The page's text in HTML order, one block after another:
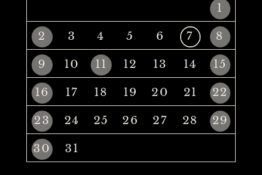
1
2
3 4 5 6 7
8
9
10 11 12 13 14
15
16
17 18 19 20 21
22
23
24 25 26 27 28
29
30
31